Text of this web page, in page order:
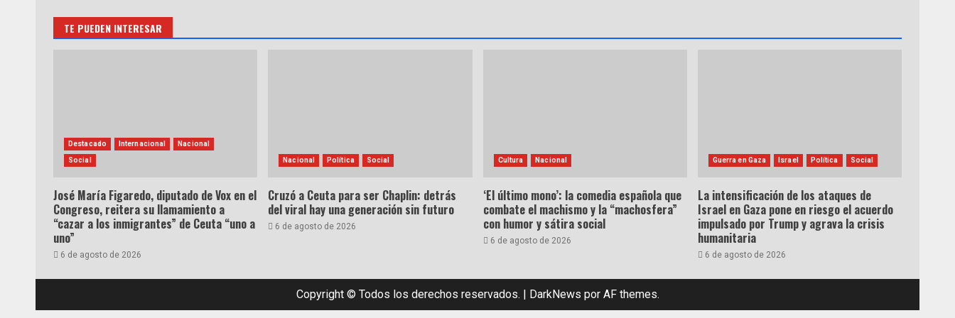
TE PUEDEN INTERESAR
Destacado Internacional Nacional
Social
José María Figaredo, diputado de Vox en el
Congreso, reitera su llamamiento a
“cazar a los inmigrantes” de Ceuta “uno a
uno”
6 de agosto de 2026
Nacional Política Social
Cruzó a Ceuta para ser Chaplin: detrás
del viral hay una generación sin futuro
6 de agosto de 2026
Cultura Nacional
‘El último mono’: la comedia española que
combate el machismo y la “machosfera”
con humor y sátira social
6 de agosto de 2026
Guerra en Gaza Israel Política Social
La intensificación de los ataques de
Israel en Gaza pone en riesgo el acuerdo
impulsado por Trump y agrava la crisis
humanitaria
6 de agosto de 2026
Copyright © Todos los derechos reservados. | DarkNews por AF themes.